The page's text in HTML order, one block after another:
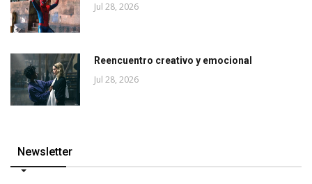
Jul 28, 2026
Reencuentro creativo y emocional
Jul 28, 2026
Newsletter